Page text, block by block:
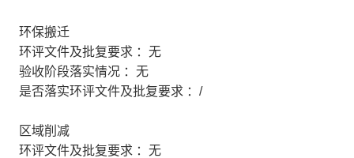
环保搬迁
环评文件及批复要求 ：无
验收阶段落实情况 ：无
是否落实环评文件及批复要求 ：/
区域削减
环评文件及批复要求 ：无